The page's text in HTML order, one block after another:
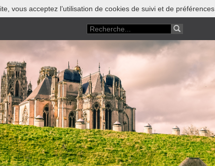
vous acceptez l’utilisation de cookies de suivi et de préférences